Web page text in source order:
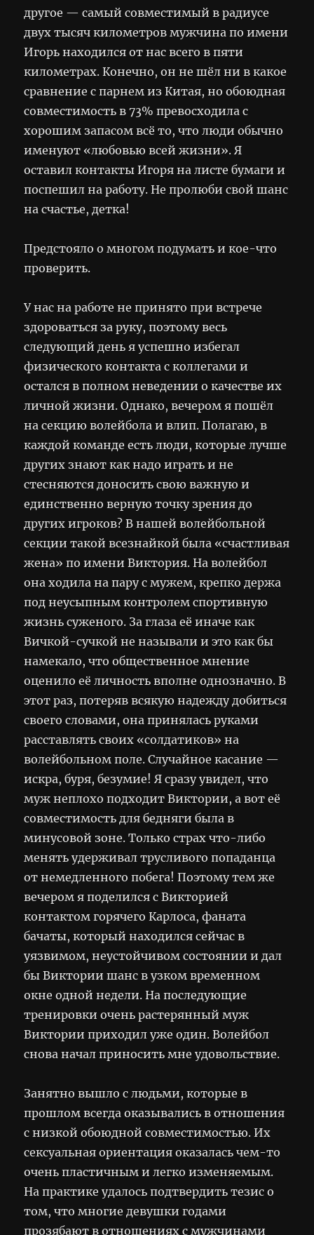
другое — самый совместимый в радиусе
двух тысяч километров мужчина по имени
Игорь находился от нас всего в пяти
километрах. Конечно, он не шёл ни в какое
сравнение с парнем из Китая, но обоюдная
совместимость в 73% превосходила с
хорошим запасом всё то, что люди обычно
именуют «любовью всей жизни». Я
оставил контакты Игоря на листе бумаги и
поспешил на работу. Не пролюби свой шанс
на счастье, детка!
Предстояло о многом подумать и кое-что
проверить.
У нас на работе не принято при встрече
здороваться за руку, поэтому весь
следующий день я успешно избегал
физического контакта с коллегами и
остался в полном неведении о качестве их
личной жизни. Однако, вечером я пошёл
на секцию волейбола и влип. Полагаю, в
каждой команде есть люди, которые лучше
других знают как надо играть и не
стесняются доносить свою важную и
единственно верную точку зрения до
других игроков? В нашей волейбольной
секции такой всезнайкой была «счастливая
жена» по имени Виктория. На волейбол
она ходила на пару с мужем, крепко держа
под неусыпным контролем спортивную
жизнь суженого. За глаза её иначе как
Вичкой-сучкой не называли и это как бы
намекало, что общественное мнение
оценило её личность вполне однозначно. В
этот раз, потеряв всякую надежду добиться
своего словами, она принялась руками
расставлять своих «солдатиков» на
волейбольном поле. Случайное касание —
искра, буря, безумие! Я сразу увидел, что
муж неплохо подходит Виктории, а вот её
совместимость для бедняги была в
минусовой зоне. Только страх что-либо
менять удерживал трусливого попаданца
от немедленного побега! Поэтому тем же
вечером я поделился с Викторией
контактом горячего Карлоса, фаната
бачаты, который находился сейчас в
уязвимом, неустойчивом состоянии и дал
бы Виктории шанс в узком временном
окне одной недели. На последующие
тренировки очень растерянный муж
Виктории приходил уже один. Волейбол
снова начал приносить мне удовольствие.
Занятно вышло с людьми, которые в
прошлом всегда оказывались в отношения
с низкой обоюдной совместимостью. Их
сексуальная ориентация оказалась чем-то
очень пластичным и легко изменяемым.
На практике удалось подтвердить тезис о
том, что многие девушки годами
прозябают в отношениях с мужчинами